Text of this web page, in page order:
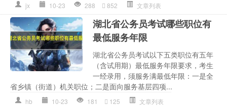
jx 10-23 288 852 文章列表
湖北省公务员考试哪些职位有
最低服务年限
湖北省公务员考试以下五类职位有五年
（含试用期）最低服务年限要求，考生
一经录用，须服务满最低年限：一是全
省乡镇（街道）机关职位；二是面向服务基层四项...
hb 10-23 181 125 文章列表